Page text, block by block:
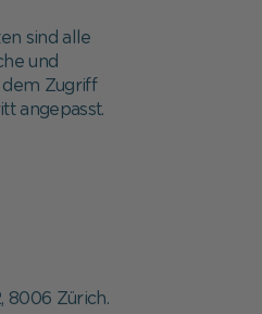
sind alle
und
dem Zugriff
angepasst.
8006 Zürich.